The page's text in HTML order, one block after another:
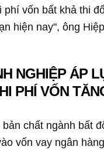
vốn bất khả thi
hiện nay", ông
NGHIỆP ÁP
PHÍ VỐN
chất ngành bất
vốn vay ngân